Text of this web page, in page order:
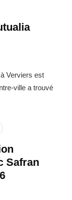
Verviers est
ville a trouvé
Safran